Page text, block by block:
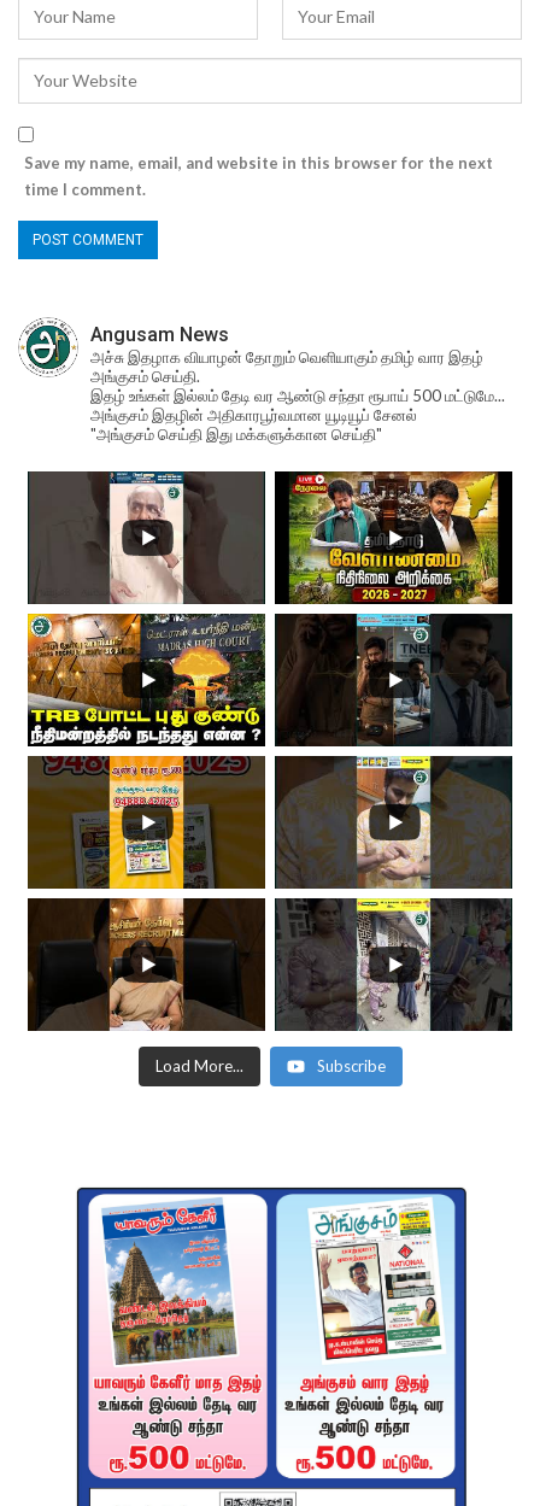
Save my name, email, and website in this browser for the next
time I comment.
Angusam News
அச்சு இதழாக வியாழன் தோறும் வெளியாகும் தமிழ் வார இதழ்
அங்குசம் செய்தி.
இதழ் உங்கள் இல்லம் தேடி வர ஆண்டு சந்தா ரூபாய் 500 மட்டுமே...
அங்குசம் இதழின் அதிகாரபூர்வமான யூடியூப் சேனல்
"அங்குசம் செய்தி இது மக்களுக்கான செய்தி"
Load More... Subscribe